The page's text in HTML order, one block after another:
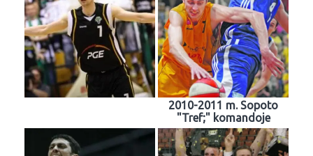
2010-2011 m. Sopoto
"Tref;" komandoje